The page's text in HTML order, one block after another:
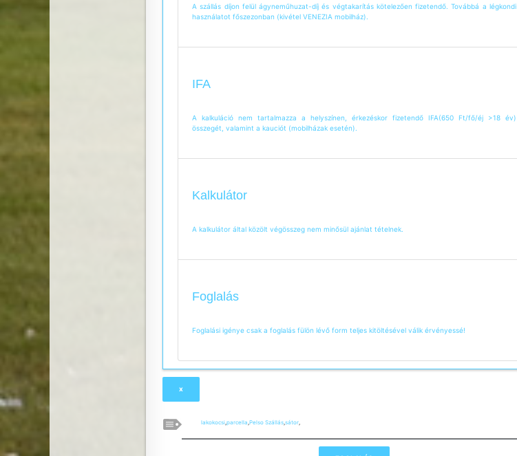
A szállás díjon felül ágyneműhuzat-díj és végtakarítás kötelezően fizetendő. Továbbá a légkondi
használatot főszezonban (kivétel VENEZIA mobilház).
IFA
A kalkuláció nem tartalmazza a helyszínen, érkezéskor fizetendő IFA(650 Ft/fő/éj >18 év)
összegét, valamint a kauciót (mobilházak esetén).
Kalkulátor
A kalkulátor által közölt végösszeg nem minősül ajánlat tételnek.
Foglalás
Foglalási igénye csak a foglalás fülön lévő form teljes kitöltésével válik érvényessé!
x
lakokocsi,parcella,Pelso Szállás,sátor,